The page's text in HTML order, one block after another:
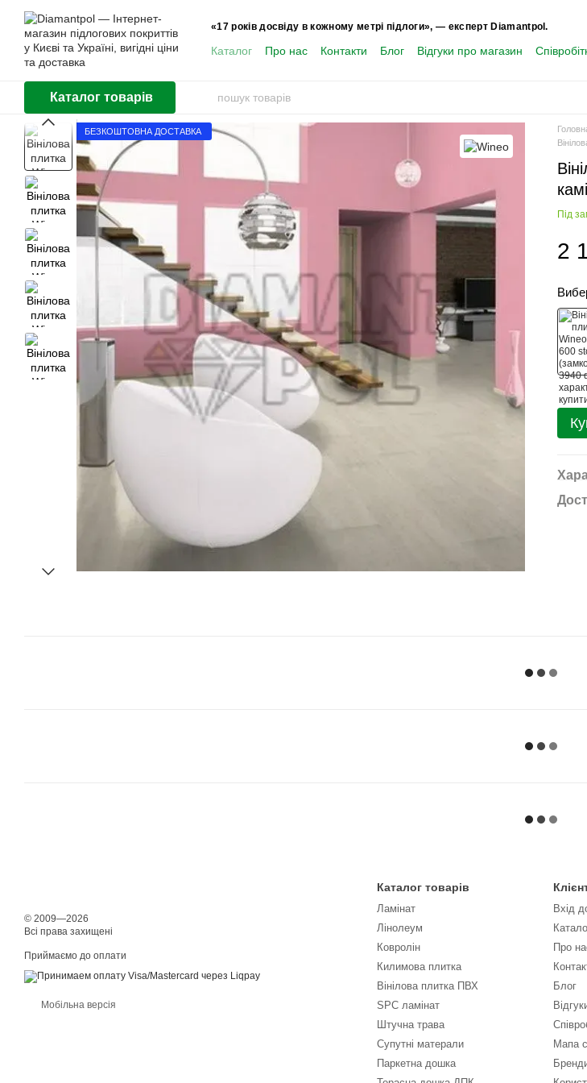
Перейти до основного контенту
«17 років досвіду в кожному метрі підлоги», — експерт Diamantpol.
Каталог Про нас Контакти Блог Відгуки про магазин
Каталог товарів
БЕЗКОШТОВНА ДОСТАВКА
Під
2
© 2009—2026
Всі права захищені
Приймаємо до оплати
Мобільна версія
Каталог товарів
Ламінат
Лінолеум
Ковролін
Килимова плитка
Вінілова плитка ПВХ
SPC ламінат
Штучна трава
Супутні матерали
Паркетна дошка
Вхід
Про
Блог
Мапа